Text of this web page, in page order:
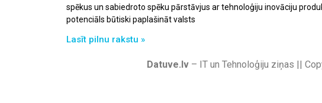
spēkus un sabiedroto spēku pārstāvjus ar tehnoloģiju inovāciju
potenciāls būtiski paplašināt valsts
Lasīt pilnu rakstu »
Datuve.lv – IT un Tehnoloģiju ziņas ||